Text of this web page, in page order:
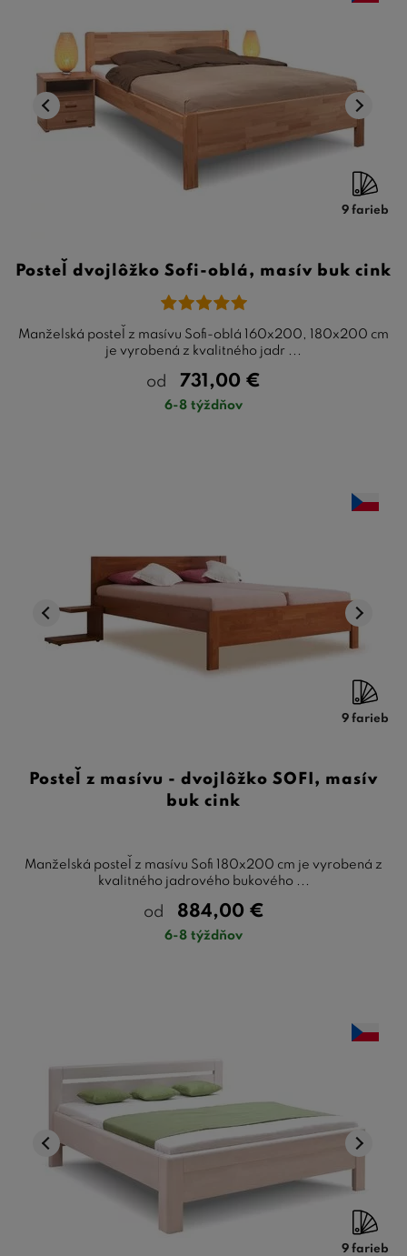
9 farieb
Posteľ dvojlôžko Sofi-oblá, masív buk cink
Manželská posteľ z masívu Sofi-oblá 160x200, 180x200 cm
je vyrobená z kvalitného jadr ...
od 731,00 €
6-8 týždňov
9 farieb
Posteľ z masívu - dvojlôžko SOFI, masív
buk cink
Manželská posteľ z masívu Sofi 180x200 cm je vyrobená z
kvalitného jadrového bukového ...
od 884,00 €
6-8 týždňov
9 farieb